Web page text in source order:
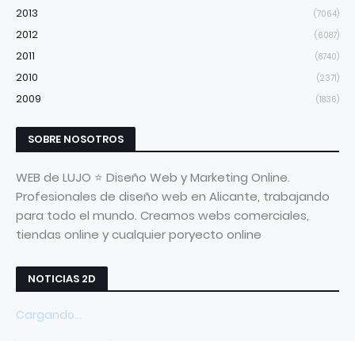
2013 (7064)
2012 (6087)
2011 (8740)
2010 (2371)
2009 (1836)
SOBRE NOSOTROS
WEB de LUJO ⭐ Diseño Web y Marketing Online.
Profesionales de diseño web en Alicante, trabajando
para todo el mundo. Creamos webs comerciales,
tiendas online y cualquier poryecto online
NOTICIAS 2D
Cargando...